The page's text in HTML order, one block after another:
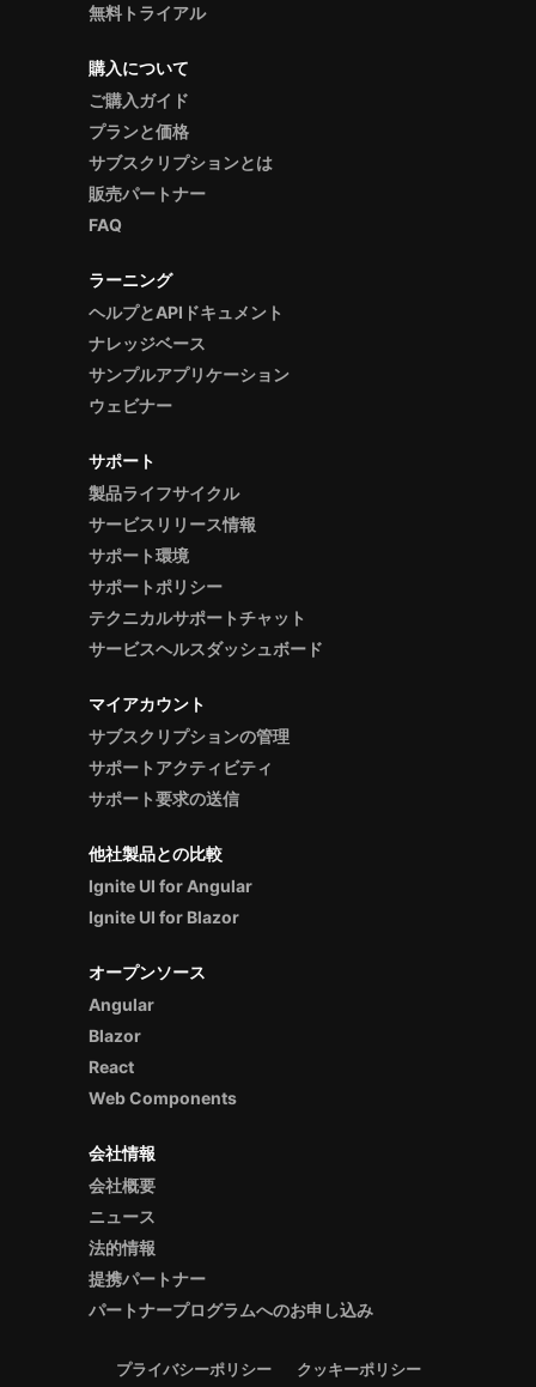
無料トライアル
購入について
ご購入ガイド
プランと価格
サブスクリプションとは
販売パートナー
FAQ
ラーニング
ヘルプとAPIドキュメント
ナレッジベース
サンプルアプリケーション
ウェビナー
サポート
製品ライフサイクル
サービスリリース情報
サポート環境
サポートポリシー
テクニカルサポートチャット
サービスヘルスダッシュボード
マイアカウント
サブスクリプションの管理
サポートアクティビティ
サポート要求の送信
他社製品との比較
Ignite UI for Angular
Ignite UI for Blazor
オープンソース
Angular
Blazor
React
Web Components
会社情報
会社概要
ニュース
法的情報
提携パートナー
パートナープログラムへのお申し込み
プライバシーポリシー クッキーポリシー